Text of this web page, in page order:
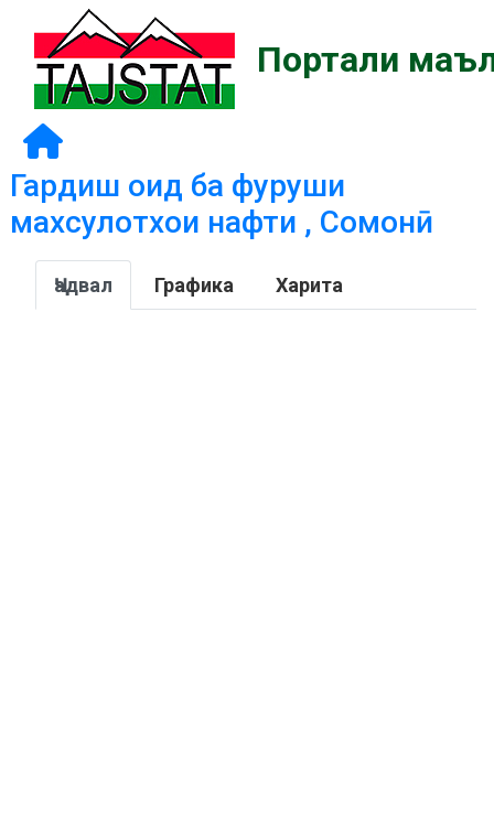
Портали
Гардиш оид ба фуруши
махсулотхои нафти , Сомонӣ
Ҷадвал Графика Харита